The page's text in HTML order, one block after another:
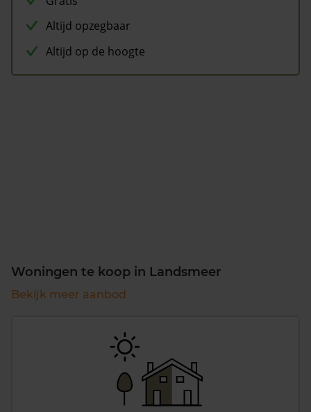
Altijd opzegbaar
Altijd op de hoogte
Woningen te koop in Landsmeer
Bekijk meer aanbod